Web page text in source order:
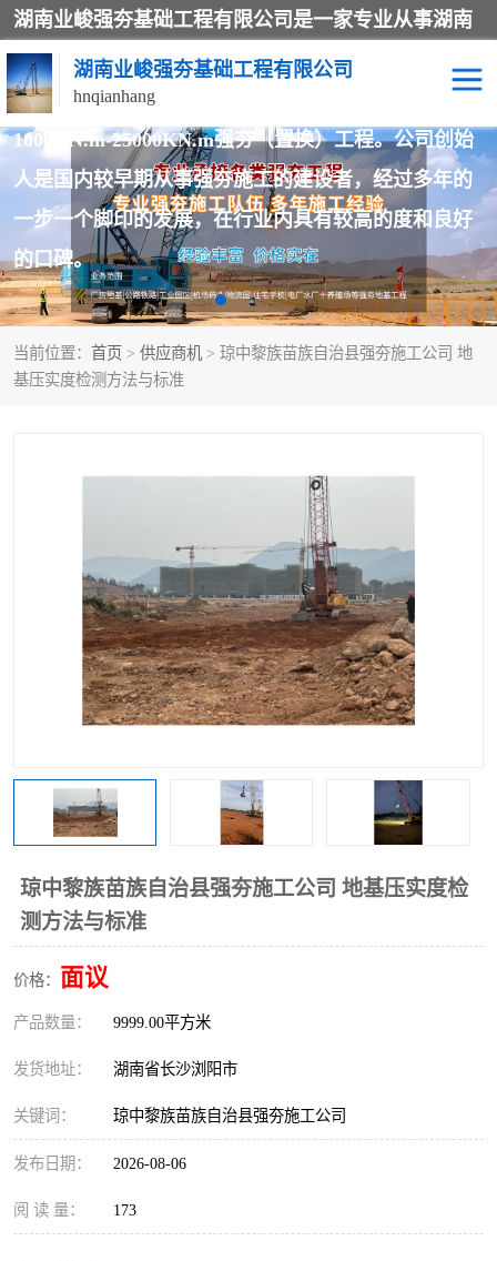
湖南业峻强夯基础工程有限公司是一家专业从事湖南
强夯基础工程、强夯机租赁，地基处理的施工单位。
业务覆盖：湖南、广东，江西等地。可承接
1000KN.m-25000KN.m强夯（置换）工程。公司创始
人是国内较早期从事强夯施工的建设者，经过多年的
一步一个脚印的发展，在行业内具有较高的度和良好
的口碑。
湖南业峻强夯基础工程有限公司
hnqianhang
当前位置： 首页 > 供应商机 > 琼中黎族苗族自治县强夯施工公司 地
基压实度检测方法与标准
琼中黎族苗族自治县强夯施工公司 地基压实度检
测方法与标准
价格： 面议
产品数量： 9999.00平方米
发货地址： 湖南省长沙浏阳市
关键词： 琼中黎族苗族自治县强夯施工公司
发布日期： 2026-08-06
阅 读 量： 173
强夯施工案例 强夯机租赁
强夯施工工程 强夯施工队伍
强夯队伍